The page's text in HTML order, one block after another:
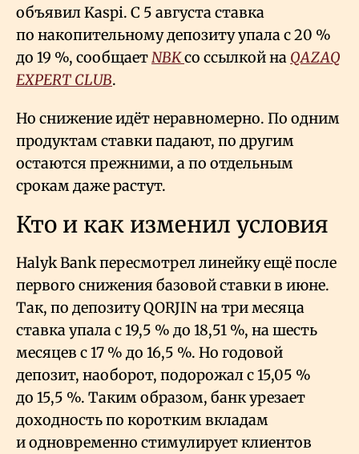
объявил Kaspi. С 5 августа ставка
по накопительному депозиту упала с 20 %
до 19 %, сообщаетNBKсо ссылкой на QAZAQ
EXPERT CLUB.
Но снижение идёт неравномерно. По одним
продуктам ставки падают, по другим
остаются прежними, а по отдельным
срокам даже растут.
Кто и как изменил условия
Halyk Bank пересмотрел линейку ещё после
первого снижения базовой ставки в июне.
Так, по депозиту QORJIN на три месяца
ставка упала с 19,5 % до 18,51 %, на шесть
месяцев с 17 % до 16,5 %. Но годовой
депозит, наоборот, подорожал с 15,05 %
до 15,5 %. Таким образом, банк урезает
доходность по коротким вкладам
и одновременно стимулирует клиентов